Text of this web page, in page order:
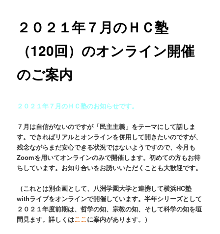
２０２１年７月のＨＣ塾
（120回）のオンライン開催
のご案内
２０２１年７月のＨＣ塾のお知らせです。
７月は自信がないのですが「民主主義」をテーマにして話しま
す。できればリアルとオンラインを併用して開きたいのですが、
残念ながらまだ安心できる状況ではないようですので、今月も
Zoomを用いてオンラインのみで開催します。初めての方もお待
ちしています。お知り合いをお誘いいただくことも大歓迎です。
（これとは別企画として、八洲学園大学と連携して横浜HC塾
withライブをオンラインで開催しています。半年シリーズとして
２０２１年度前期は、哲学の知、宗教の知、そして科学の知を垣
間見ます。詳しくはここに案内があります。）